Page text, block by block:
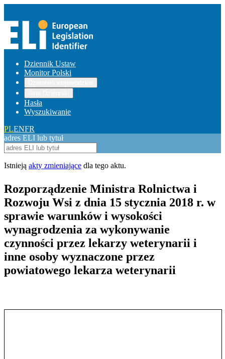
Dziennik Ustaw
Monitor Polski
Hasła
Wyszukiwanie
PLENFR
adres ELI lub tytuł
Istnieją akty zmieniające dla tego aktu.
Rozporządzenie Ministra Rolnictwa i
Rozwoju Wsi z dnia 15 stycznia 2018 r. w
sprawie warunków i wysokości
wynagrodzenia za wykonywanie
czynności przez lekarzy weterynarii i
inne osoby wyznaczone przez
powiatowego lekarza weterynarii